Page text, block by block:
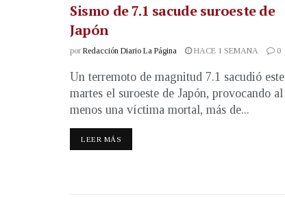
Sismo de 7.1 sacude suroeste de
Japón
por Redacción Diario La Página HACE 1 SEMANA 0
Un terremoto de magnitud 7.1 sacudió este
martes el suroeste de Japón, provocando al
menos una víctima mortal, más de...
LEER MÁS